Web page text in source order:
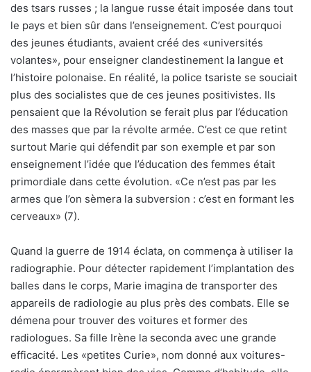
des tsars russes ; la langue russe était imposée dans tout
le pays et bien sûr dans l’enseignement. C’est pourquoi
des jeunes étudiants, avaient créé des «universités
volantes», pour enseigner clandestinement la langue et
l’histoire polonaise. En réalité, la police tsariste se souciait
plus des socialistes que de ces jeunes positivistes. Ils
pensaient que la Révolution se ferait plus par l’éducation
des masses que par la révolte armée. C’est ce que retint
surtout Marie qui défendit par son exemple et par son
enseignement l’idée que l’éducation des femmes était
primordiale dans cette évolution. «Ce n’est pas par les
armes que l’on sèmera la subversion : c’est en formant les
cerveaux» (7).
Quand la guerre de 1914 éclata, on commença à utiliser la
radiographie. Pour détecter rapidement l’implantation des
balles dans le corps, Marie imagina de transporter des
appareils de radiologie au plus près des combats. Elle se
démena pour trouver des voitures et former des
radiologues. Sa fille Irène la seconda avec une grande
efficacité. Les «petites Curie», nom donné aux voitures-